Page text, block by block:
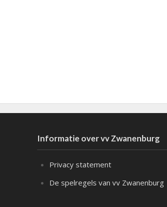
Informatie over vv Zwanenburg
Privacy statement
De spelregels van vv Zwanenburg